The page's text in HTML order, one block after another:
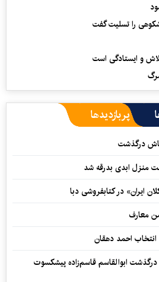
را تسلیت گفت
و ایستادگی است
پربازدیدها
درگذشت
منزل ابدی بدرقه شد
ایران» در کتابفروشی دبا
معارف
احمد دهقان
ابوالقاسم قاسم‌زاده پیشکسوت